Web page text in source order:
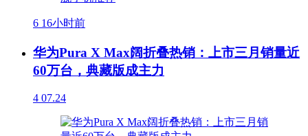
6 16小时前
华为Pura X Max阔折叠热销：上市三月销量近
60万台，典藏版成主力
4 07.24